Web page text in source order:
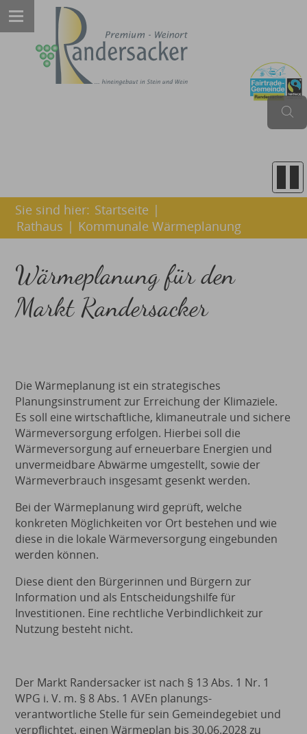
Sie sind hier: Startseite |
Rathaus | Kommunale Wärmeplanung
Wärmeplanung für den
Markt Randersacker
Die Wärmeplanung ist ein strategisches
Planungsinstrument zur Erreichung der Klimaziele.
Es soll eine wirtschaftliche, klimaneutrale und sichere
Wärmeversorgung erfolgen. Hierbei soll die
Wärmeversorgung auf erneuerbare Energien und
unvermeidbare Abwärme umgestellt, sowie der
Wärmeverbrauch insgesamt gesenkt werden.
Bei der Wärmeplanung wird geprüft, welche
konkreten Möglichkeiten vor Ort bestehen und wie
diese in die lokale Wärmeversorgung eingebunden
werden können.
Diese dient den Bürgerinnen und Bürgern zur
Information und als Entscheidungshilfe für
Investitionen. Eine rechtliche Verbindlichkeit zur
Nutzung besteht nicht.
Der Markt Randersacker ist nach § 13 Abs. 1 Nr. 1
WPG i. V. m. § 8 Abs. 1 AVEn planungs-
verantwortliche Stelle für sein Gemeindegebiet und
verpflichtet, einen Wärmeplan bis 30.06.2028 zu